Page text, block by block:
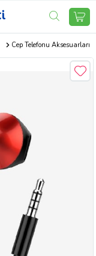
Cep Telefonu Aksesuarları